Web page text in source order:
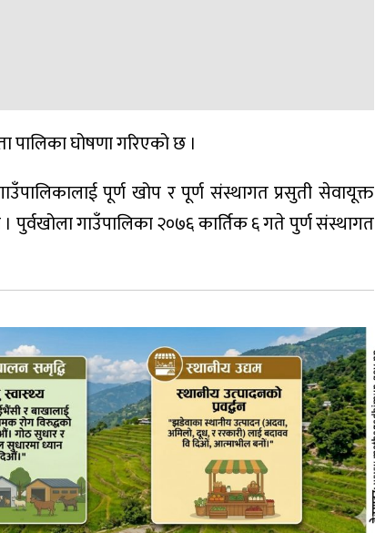
पालिका घोषणा गरिएको छ ।
पूर्ण खोप र पूर्ण संस्थागत प्रसुती सेवायूक्त
। पुर्वखोला गाउँपालिका २०७६ कार्तिक ६ गते पुर्ण संस्थागत